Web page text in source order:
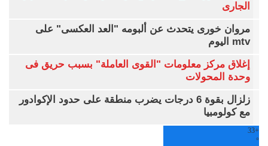
الجارى
مروان خورى يتحدث عن ألبومه "العد العكسى" على
mtv اليوم
إغلاق مركز معلومات "القوى العاملة" بسبب حريق فى
وحدة المحولات
زلزال بقوة 6 درجات يضرب منطقة على حدود الإكوادور
مع كولومبيا
+
33
°